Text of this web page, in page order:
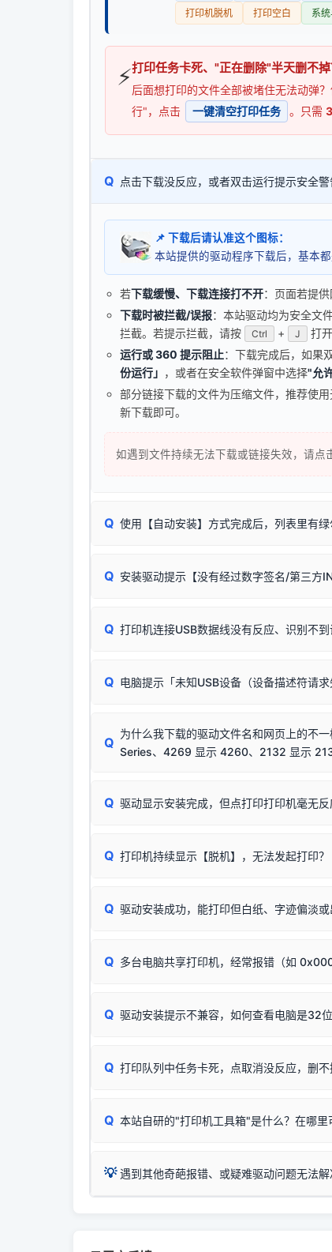
打印机脱机
打印空白 系
⚡打印任务卡死、"正在删除"半天删不掉
后面想打印的文件全部被堵住无法动弹
行"，点击
一键清空打印任务 。只需
Q 点击下载没反应，或者双击运行提示安全警
📌 下载后请认准这个图标：
本站提供的驱动程序下载后，基本
若下载缓慢、下载连接打不开：页面若提
下载时被拦截/误报：本站驱动均为安全文
拦截。若提示拦截，请按
Ctrl + J 打
运行或 360 提示阻止：下载完成后，如果
份运行」 ，或者在安全软件弹窗中选择"允
部分链接下载的文件为压缩文件，推荐使用
新下载即可。
如遇到文件持续无法下载或链接失效，请点
Q 使用【自动安装】方式完成后，列表里有
由于本站驱动包集成了32位和64位驱动，自
✔ 可以使用了
结论：只要窗口
Q 安装驱动提示【没有经过数字签名/第三方
🛡️ 本站驱动均经过严格签名。但由于微软系
该报错是因为老款打印机官方使用的是旧版签
（提醒：此方式仅在安装老款驱动时临时开启，
Q 打印机连接USB数据线没有反应、识别不到
首先确认打印机电源已开启，USB数据线
排除线材松动后，可尝试更换一条USB数
Q 电脑提示「未知USB设备（设备描述符请求
将USB数据线两端全部拔下，重新插紧；
台式电脑请务必插在机箱后置USB插口，
尝试更换一条带双磁环屏蔽的优质打印线
Q
为什么我下载的驱动文件名和网页上的不
Series、4269 显示 4260、2132 显示
这是打印机行业普遍采用的**官方命名规则**
为了提高开发和维护效率，官方只会为该系
📌 行业常见典型例子（它们共用同一个官
：HP Smart Tank 511、515、516、
：Epson L4266、L4268、L4269等属
：Canon G3820、G3821、G3860等
Q 驱动显示安装完成，但点打印打印机毫无反
观察打印机指示灯： 🟢 绿灯常亮 通常代
进行简易复印测试（限一体机）：掀开扫
❌ 复印无反应/打印白纸 = 打印机本身存在
Q 打印机持续显示【脱机】，无法发起打印？
进入系统打印队列，点击顶部「打印机」菜
完整图文修复指导：打印机显示脱机一键修复
Q 驱动安装成功，能打印但白纸、字迹偏淡或
机身自检或复印同样不正常：激光机可能
Q 多台电脑共享打印机，经常报错（如
✅ 建议首先自查：打印机本身是否支持
检查操作面板上是否有类似无线/WiFi的图
若打印机本身带有网口/WiFi，请直接将其配
（备选方案）通过"网络打印共享器"硬件可直接
Q 驱动安装提示不兼容，如何查看电脑是32
系统位数与架
观、快速地查
⚠️ ARM架构笔记本提醒：若您的电脑是搭载
X86/X64 驱动将无法兼容，必须联系官方寻
Q 打印队列中任务卡死，点取消没反应，删不
进入左侧「安
在系统工具模
Q 本站自研的"打印机工具箱"是什么？在哪里
一键重启打印服务，清除各种顽固卡死、无
智能扫描并查看打印机当前的真实硬件端口
💡 遇到其他奇葩报错、或疑难驱动问题无法解